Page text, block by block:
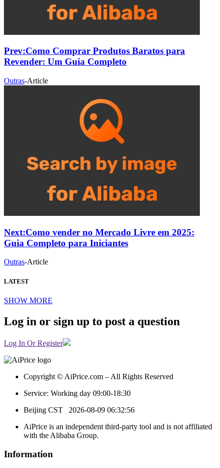
Prev:Como Comprar Produtos Baratos para
Revender: Um Guia Completo
Outras-Article
Next:Como vender no Mercado Livre em 2025:
Guia Completo para Iniciantes
Outras-Article
LATEST
SHOW MORE
Log in or sign up to post a question
Log In Or Register
Copyright © AiPrice.com – All Rights Reserved
Service: Working day 09:00-18:30
Beijing CST 2026-08-09 06:32:56
AiPrice is an independent third-party tool and is not affiliated
with the Alibaba Group.
Information